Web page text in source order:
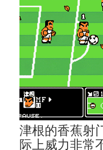
津根的香蕉射
际上威力非常